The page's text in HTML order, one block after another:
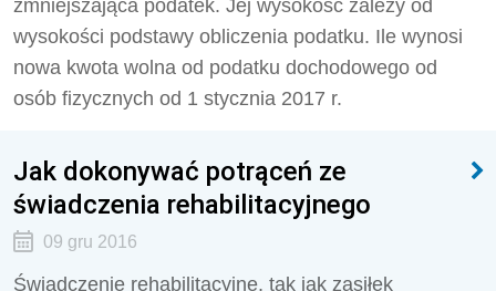
zmniejszająca podatek. Jej wysokość zależy od
wysokości podstawy obliczenia podatku. Ile wynosi
nowa kwota wolna od podatku dochodowego od
osób fizycznych od 1 stycznia 2017 r.
Jak dokonywać potrąceń ze
świadczenia rehabilitacyjnego
09 gru 2016
Świadczenie rehabilitacyjne, tak jak zasiłek